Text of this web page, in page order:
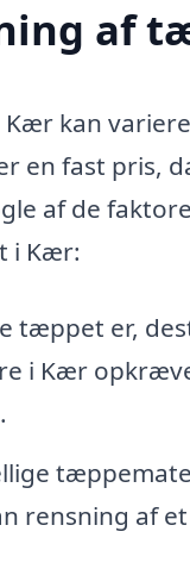
af
kan
en fast pris,
af de
i Kær:
tæppet er,
i Kær
rensning af